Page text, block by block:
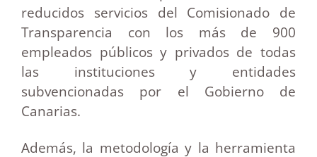
reducidos servicios del Comisionado de
Transparencia con los más de 900
empleados públicos y privados de todas
las instituciones y entidades
subvencionadas por el Gobierno de
Canarias.
Además, la metodología y la herramienta